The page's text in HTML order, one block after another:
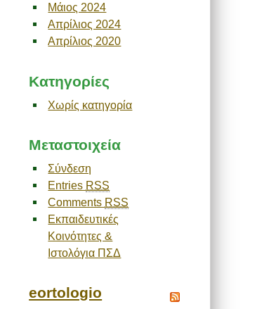
Μάιος 2024
Απρίλιος 2024
Απρίλιος 2020
Kατηγορίες
Χωρίς κατηγορία
Μεταστοιχεία
Σύνδεση
Entries RSS
Comments RSS
Εκπαιδευτικές
Κοινότητες &
Ιστολόγια ΠΣΔ
eortologio